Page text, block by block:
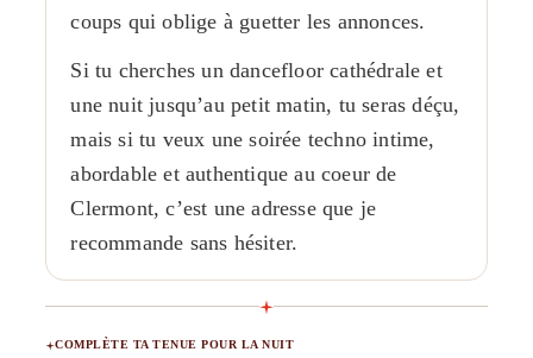
coups qui oblige à guetter les annonces.
Si tu cherches un dancefloor cathédrale et
une nuit jusqu’au petit matin, tu seras déçu,
mais si tu veux une soirée techno intime,
abordable et authentique au coeur de
Clermont, c’est une adresse que je
recommande sans hésiter.
COMPLÈTE TA TENUE POUR LA NUIT